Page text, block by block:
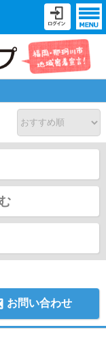
お問い合わせ